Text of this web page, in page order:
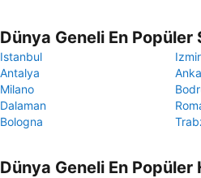
Dünya Geneli En Popüler
Istanbul
Izmir
Antalya
Milano
Dalaman
Bologna
Dünya Geneli En Popüler